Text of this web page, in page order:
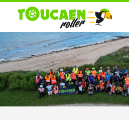
contenu